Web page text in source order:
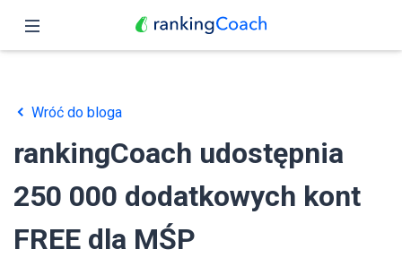
Funkcje
Ceny
Partnerzy
Blog
Wróć do bloga
rankingCoach udostępnia
250 000 dodatkowych kont
FREE dla MŚP